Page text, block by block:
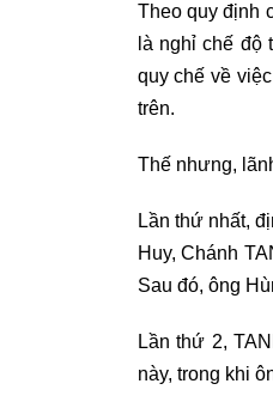
Theo quy định
là nghỉ chế độ
quy chế về
trên.
Thế nhưng,
Lần thứ nhất,
Huy, Chánh
Sau đó, ông
Lần thứ 2,
này, trong khi